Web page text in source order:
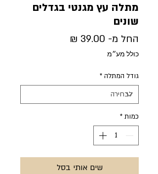
מתלה עץ מגנטי בגדלים
שונים
החל מ- 39.00 ₪
כולל מע״מ
גודל המתלה *
כמות *
שים אותי בסל